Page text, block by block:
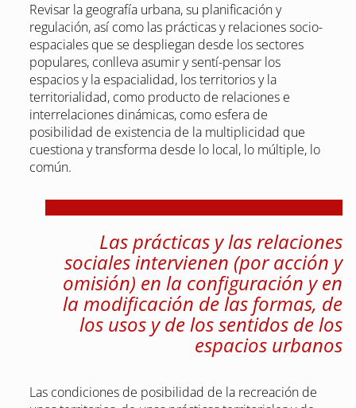
Revisar la geografía urbana, su planificación y
regulación, así como las prácticas y relaciones socio-
espaciales que se despliegan desde los sectores
populares, conlleva asumir y sentí-pensar los
espacios y la espacialidad, los territorios y la
territorialidad, como producto de relaciones e
interrelaciones dinámicas, como esfera de
posibilidad de existencia de la multiplicidad que
cuestiona y transforma desde lo local, lo múltiple, lo
común.
Las prácticas y las relaciones
sociales intervienen (por acción y
omisión) en la configuración y en
la modificación de las formas, de
los usos y de los sentidos de los
espacios urbanos
Las condiciones de posibilidad de la recreación de